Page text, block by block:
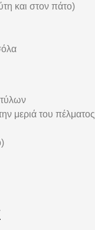
και στον πάτο)
μεριά του πέλματος